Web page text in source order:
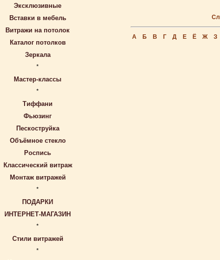
Эксклюзивные
Вставки в мебель
Витражи на потолок
Каталог потолков
Зеркала
*
Мастер-классы
*
Тиффани
Фьюзинг
Пескоструйка
Объёмное стекло
Роспись
Классический витраж
Монтаж витражей
*
ПОДАРКИ
ИНТЕРНЕТ-МАГАЗИН
*
Стили витражей
*
А Б В Г Д Е Ё Ж З